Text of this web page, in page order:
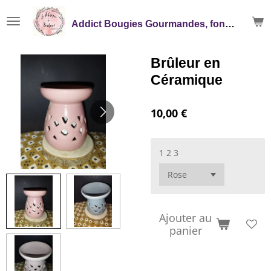
au
Addict Bougies Gourmandes, fondants, Mikado
Brûleur en
Céramique
10,00 €
1 2 3
Ajouter au
panier